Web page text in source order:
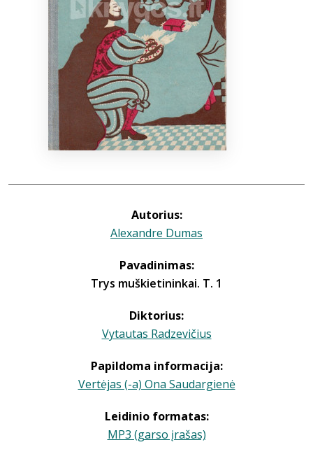
+370 667 80 541
info@elvislab.lt
Autorius:
Alexandre Dumas
Pavadinimas:
Trys muškietininkai. T. 1
Diktorius:
Vytautas Radzevičius
Papildoma informacija:
Vertėjas (-a) Ona Saudargienė
Leidinio formatas:
MP3 (garso įrašas)